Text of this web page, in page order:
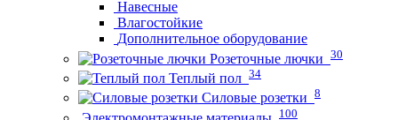
Навесные
Влагостойкие
Дополнительное оборудование
Розеточные лючки 30
Теплый пол 34
Силовые розетки 8
100